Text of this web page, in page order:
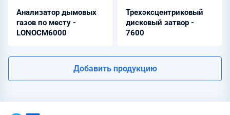
Анализатор дымовых
газов по месту -
LONOCM6000
Трехэксцентриковый
дисковый затвор -
7600
Добавить продукцию